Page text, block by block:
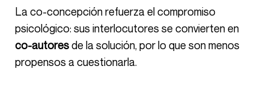
La co-concepción refuerza el compromiso
psicológico: sus interlocutores se convierten en
co-autoresde la solución, por lo que son menos
propensos a cuestionarla.